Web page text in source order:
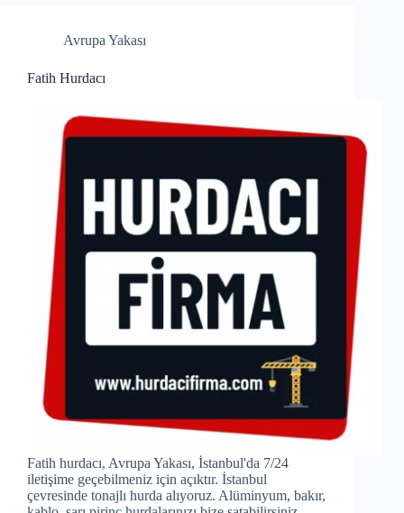
Avrupa Yakası
Fatih Hurdacı
Fatih hurdacı, Avrupa Yakası, İstanbul'da 7/24
iletişime geçebilmeniz için açıktır. İstanbul
çevresinde tonajlı hurda alıyoruz. Alüminyum, bakır,